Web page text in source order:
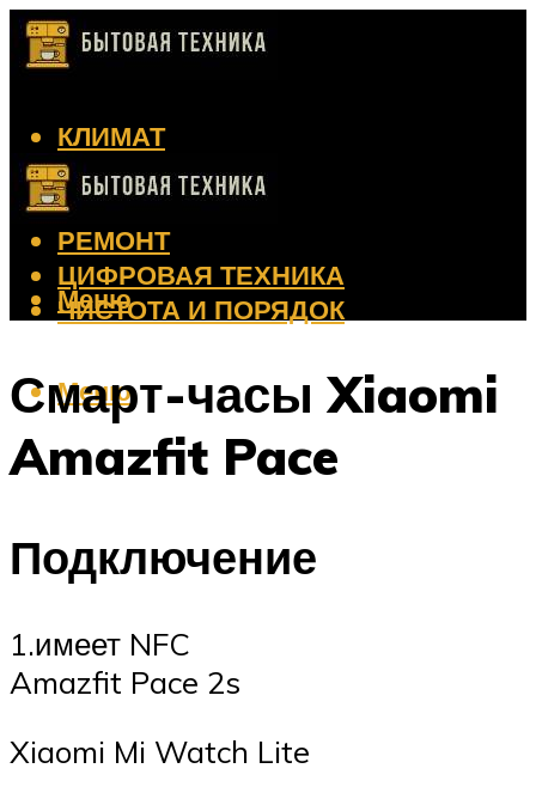
КЛИМАТ
КРАСОТА
КУХНЯ
РЕМОНТ
ЦИФРОВАЯ ТЕХНИКА
ЧИСТОТА И ПОРЯДОК
Меню
Меню
Смарт-часы Xiaomi
Amazfit Pace
Подключение
1.имеет NFC
Amazfit Pace 2s
Xiaomi Mi Watch Lite